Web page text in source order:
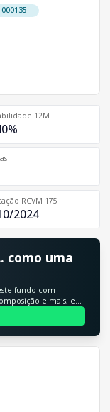
12M
RCVM 175
2024
como uma
fundo com
e mais, em